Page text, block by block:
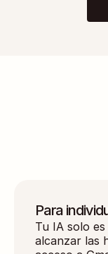
Para
Tu IA solo
alcanzar las